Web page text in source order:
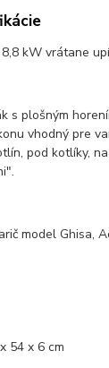
kW vrátane
s plošným
vhodný pre
pod kotlíky,
model Ghisa,
54 x 6 cm